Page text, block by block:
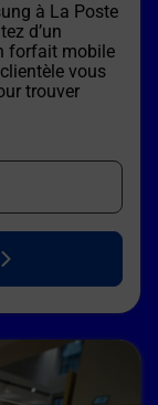
à La Poste
d’un
forfait mobile
vous
trouver